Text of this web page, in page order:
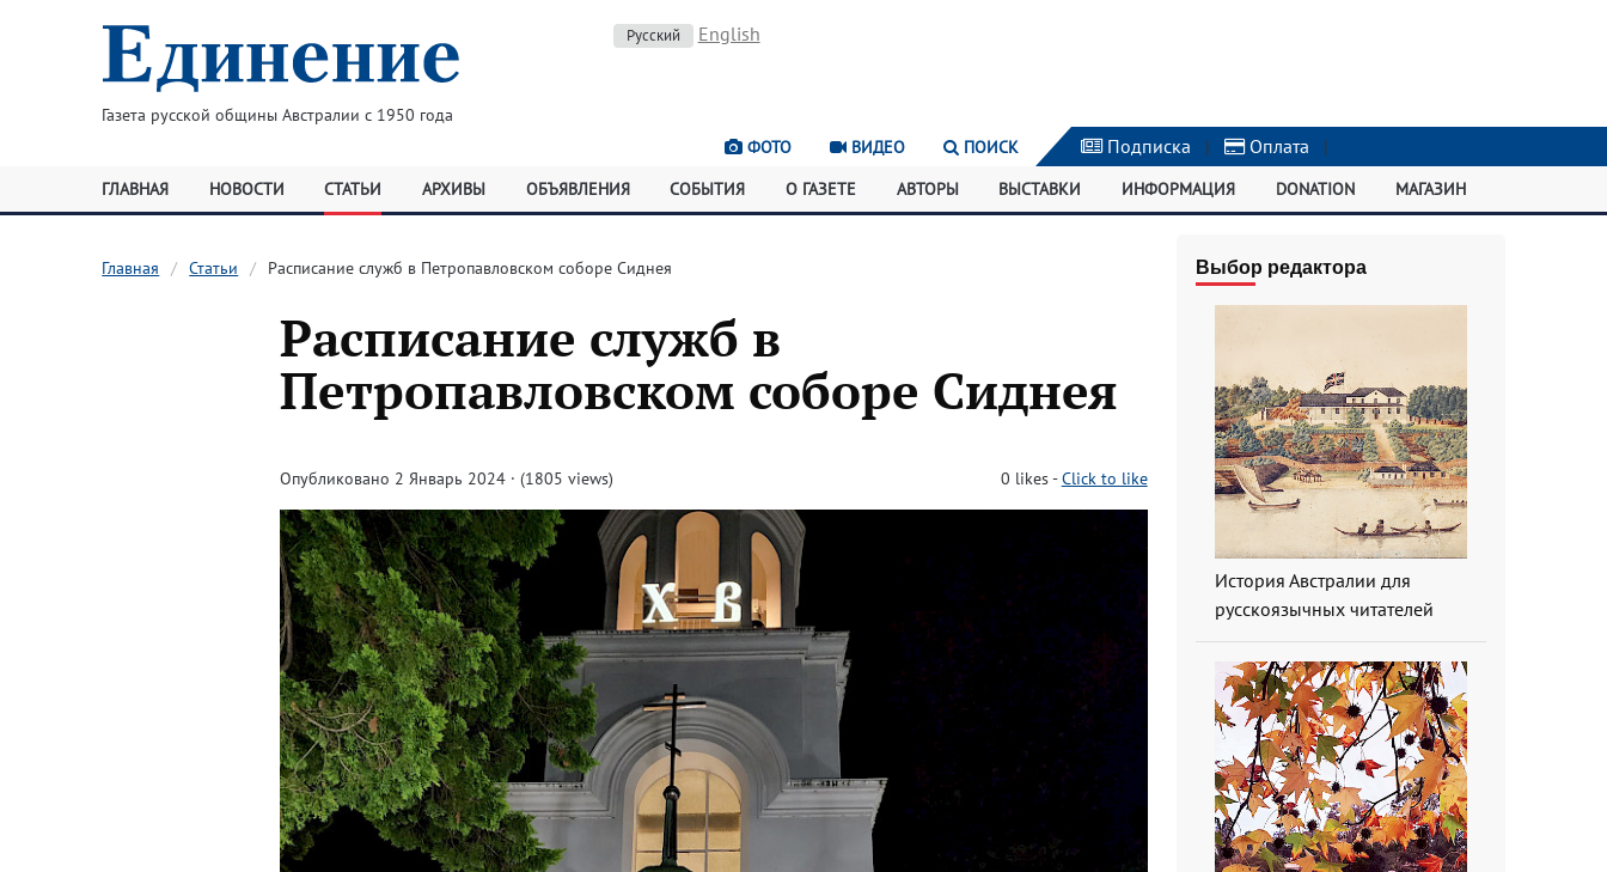
Газета русской общины Австралии с 1950 года
Русский English
ФОТО ВИДЕО ПОИСК Подписка | Оплата |
ГЛАВНАЯ НОВОСТИ СТАТЬИ АРХИВЫ ОБЪЯВЛЕНИЯ СОБЫТИЯ О ГАЗЕТЕ АВТОРЫ ВЫСТАВКИ ИНФОРМАЦИЯ DONATION МАГАЗИН
Главная Статьи Расписание служб в Петропавловском соборе Сиднея
Расписание служб в
Петропавловском соборе Сиднея
Опубликовано 2 Январь 2024 · (1805 views) 0 likes-Click to like
Выбор редактора
История Австралии для
русскоязычных читателей